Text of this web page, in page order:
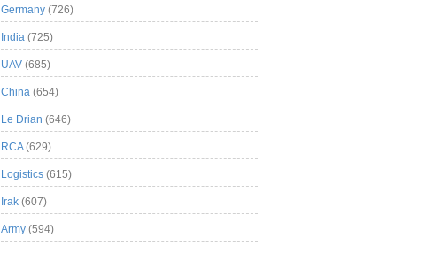
Germany (726)
India (725)
UAV (685)
China (654)
Le Drian (646)
RCA(629)
Logistics (615)
Irak (607)
Army (594)